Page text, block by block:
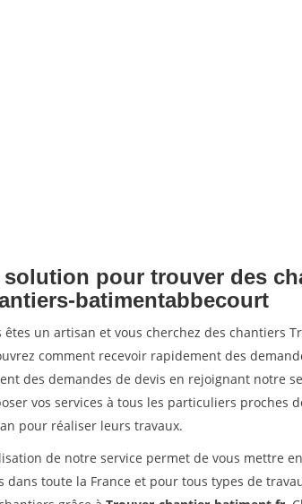
solution pour trouver des
batimentabbecourt
êtes un artisan et vous cherchez des chantiers
comment recevoir rapidement des
des demandes de devis en rejoignant notre
vos services à tous les particuliers proches
pour réaliser leurs travaux.
de notre service permet de vous mettre
dans toute la France et pour tous types de